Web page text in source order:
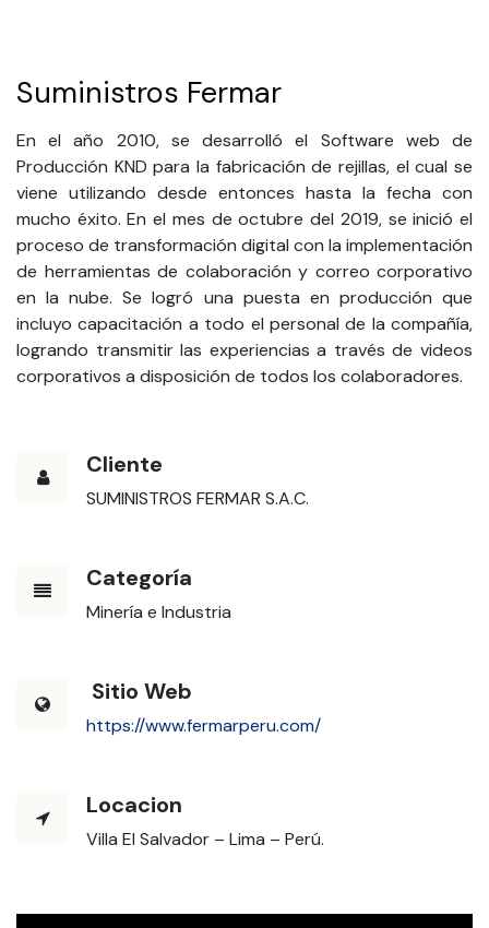
Suministros Fermar
En el año 2010, se desarrolló el Software web de
Producción KND para la fabricación de rejillas, el cual se
viene utilizando desde entonces hasta la fecha con
mucho éxito. En el mes de octubre del 2019, se inició el
proceso de transformación digital con la implementación
de herramientas de colaboración y correo corporativo
en la nube. Se logró una puesta en producción que
incluyo capacitación a todo el personal de la compañía,
logrando transmitir las experiencias a través de videos
corporativos a disposición de todos los colaboradores.
Cliente
SUMINISTROS FERMAR S.A.C.
Categoría
Minería e Industria
Sitio Web
https://www.fermarperu.com/
Locacion
Villa El Salvador – Lima – Perú.